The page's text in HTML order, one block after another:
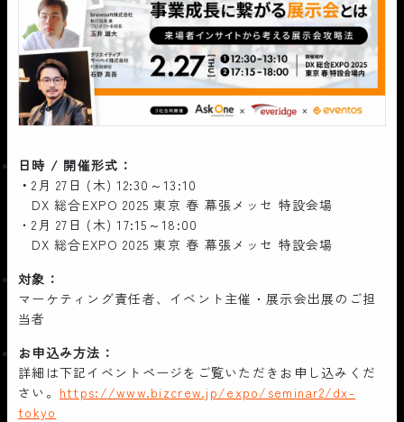
日時 / 開催形式：
・2月 27日 (木) 12:30～13:10
DX 総合EXPO 2025 東京 春 幕張メッセ 特設会場
・2月 27日 (木) 17:15～18:00
DX 総合EXPO 2025 東京 春 幕張メッセ 特設会場
対象：
マーケティング責任者、イベント主催・展示会出展のご担
当者
お申込み方法：
詳細は下記イベントページをご覧いただきお申し込みくだ
さい。 https://www.bizcrew.jp/expo/seminar2/dx-
tokyo